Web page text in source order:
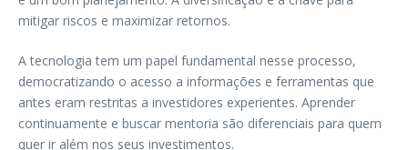
mitigar riscos e maximizar retornos.
A tecnologia tem um papel fundamental nesse processo,
democratizando o acesso a informações e ferramentas que
antes eram restritas a investidores experientes. Aprender
continuamente e buscar mentoria são diferenciais para quem
quer ir além nos seus investimentos.